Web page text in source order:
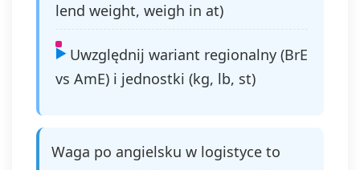
lend weight, weigh in at)
Uwzględnij wariant regionalny (BrE
vs AmE) i jednostki (kg, lb, st)
Waga po angielsku w logistyce to